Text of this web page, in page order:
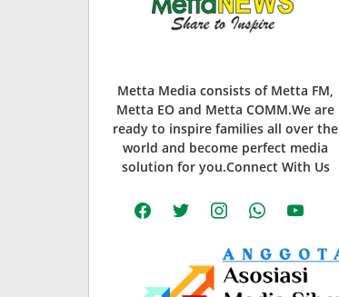
Metta Media consists of Metta FM,
Metta EO and Metta COMM.We are
ready to inspire families all over the
world and become perfect media
solution for you.Connect With Us
facebooktwitter instagramwhatsappyoutube